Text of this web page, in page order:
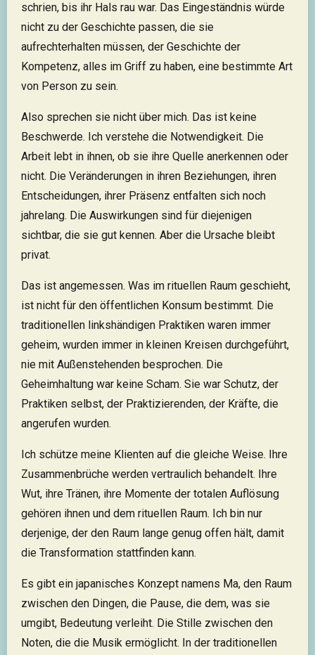
schrien, bis ihr Hals rau war. Das Eingeständnis würde
nicht zu der Geschichte passen, die sie
aufrechterhalten müssen, der Geschichte der
Kompetenz, alles im Griff zu haben, eine bestimmte Art
von Person zu sein.
Also sprechen sie nicht über mich. Das ist keine
Beschwerde. Ich verstehe die Notwendigkeit. Die
Arbeit lebt in ihnen, ob sie ihre Quelle anerkennen oder
nicht. Die Veränderungen in ihren Beziehungen, ihren
Entscheidungen, ihrer Präsenz entfalten sich noch
jahrelang. Die Auswirkungen sind für diejenigen
sichtbar, die sie gut kennen. Aber die Ursache bleibt
privat.
Das ist angemessen. Was im rituellen Raum geschieht,
ist nicht für den öffentlichen Konsum bestimmt. Die
traditionellen linkshändigen Praktiken waren immer
geheim, wurden immer in kleinen Kreisen durchgeführt,
nie mit Außenstehenden besprochen. Die
Geheimhaltung war keine Scham. Sie war Schutz, der
Praktiken selbst, der Praktizierenden, der Kräfte, die
angerufen wurden.
Ich schütze meine Klienten auf die gleiche Weise. Ihre
Zusammenbrüche werden vertraulich behandelt. Ihre
Wut, ihre Tränen, ihre Momente der totalen Auflösung
gehören ihnen und dem rituellen Raum. Ich bin nur
derjenige, der den Raum lange genug offen hält, damit
die Transformation stattfinden kann.
Es gibt ein japanisches Konzept namens Ma, den Raum
zwischen den Dingen, die Pause, die dem, was sie
umgibt, Bedeutung verleiht. Die Stille zwischen den
Noten, die die Musik ermöglicht. In der traditionellen